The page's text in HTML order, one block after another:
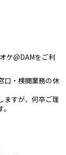
ケ@DAMをご利
口・検閲業務の休
ますが、何卒ご理